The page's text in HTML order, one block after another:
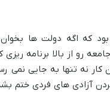
بود که اگه دولت ها
رو از بالا برنامه
کار نه تنها به جایی نمی
آزادی های فردی ختم